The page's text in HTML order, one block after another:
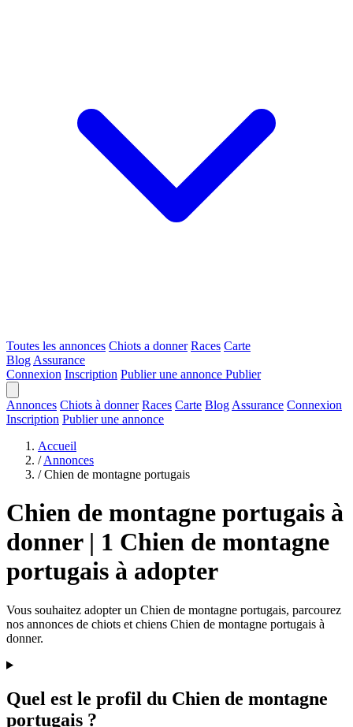
Toutes les annonces Chiots a donner Races Carte
Blog Assurance
Connexion Inscription Publier une annonce Publier
Annonces Chiots à donner Races Carte Blog Assurance Connexion
Inscription Publier une annonce
Accueil
/ Annonces
/ Chien de montagne portugais
Chien de montagne portugais à
donner | 1 Chien de montagne
portugais à adopter
Vous souhaitez adopter un Chien de montagne portugais, parcourez
nos annonces de chiots et chiens Chien de montagne portugais à
donner.
Quel est le profil du Chien de montagne
portugais ?